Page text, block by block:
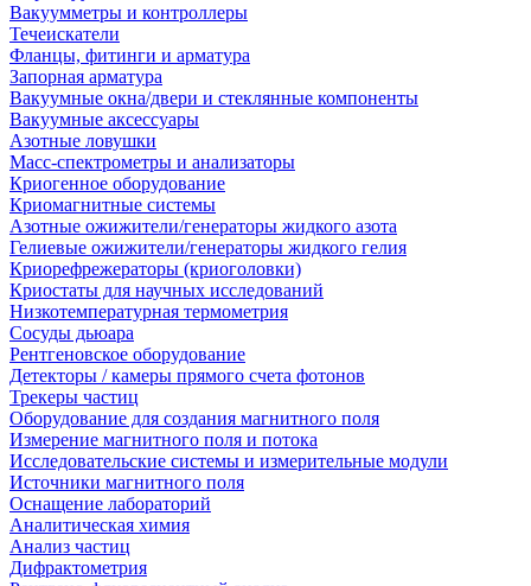
Вакуумметры и контроллеры
Течеискатели
Фланцы, фитинги и арматура
Запорная арматура
Вакуумные окна/двери и стеклянные компоненты
Вакуумные аксессуары
Азотные ловушки
Масс-спектрометры и анализаторы
Криогенное оборудование
Криомагнитные системы
Азотные ожижители/генераторы жидкого азота
Гелиевые ожижители/генераторы жидкого гелия
Криорефрежераторы (криоголовки)
Криостаты для научных исследований
Низкотемпературная термометрия
Сосуды дьюара
Рентгеновское оборудование
Детекторы / камеры прямого счета фотонов
Трекеры частиц
Оборудование для создания магнитного поля
Измерение магнитного поля и потока
Исследовательские системы и измерительные модули
Источники магнитного поля
Оснащение лабораторий
Аналитическая химия
Анализ частиц
Дифрактометрия